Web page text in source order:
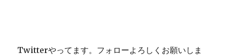
Twitterやってます。フォローよろしくお願いしま